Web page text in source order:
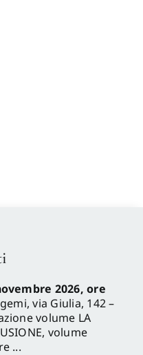
2026, ore
via Giulia, 142 –
volume LA
volume
...